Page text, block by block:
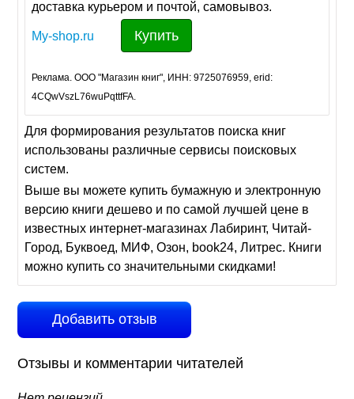
доставка курьером и почтой, самовывоз.
My-shop.ru Купить
Реклама. ООО "Магазин книг", ИНН: 9725076959, erid:
4CQwVszL76wuPqttfFA.
Для формирования результатов поиска книг
использованы различные сервисы поисковых
систем.
Выше вы можете купить бумажную и электронную
версию книги дешево и по самой лучшей цене в
известных интернет-магазинах Лабиринт, Читай-
Город, Буквоед, МИФ, Озон, book24, Литрес. Книги
можно купить со значительными скидками!
Добавить отзыв
Отзывы и комментарии читателей